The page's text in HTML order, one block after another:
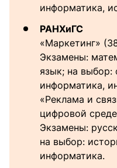
информатика,
РАНХиГС
«Маркетинг»
Экзамены:
язык; на выбор:
информатика,
«Реклама и
цифровой
Экзамены:
на выбор:
информатика.